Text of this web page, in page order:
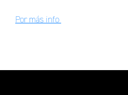
Por más info